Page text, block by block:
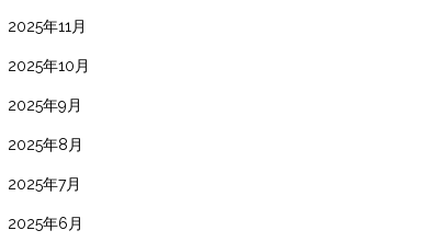
2025年11月
2025年10月
2025年9月
2025年8月
2025年7月
2025年6月